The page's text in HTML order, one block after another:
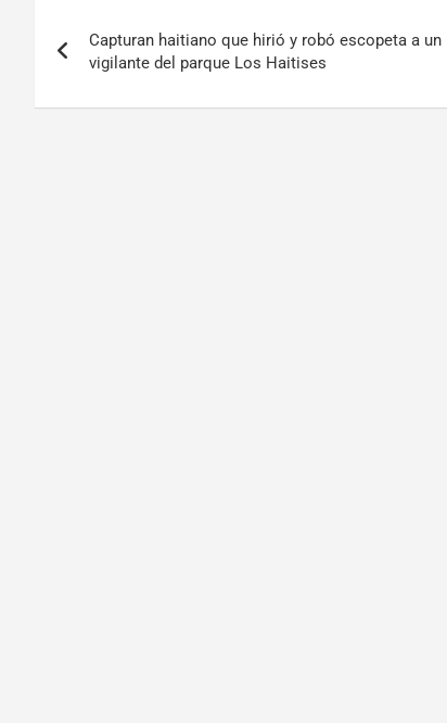
Capturan haitiano que hirió y robó escopeta a un
vigilante del parque Los Haitises